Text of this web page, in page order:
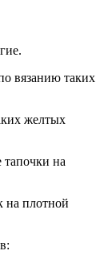
вязанию таких
желтых
тапочки на
на плотной